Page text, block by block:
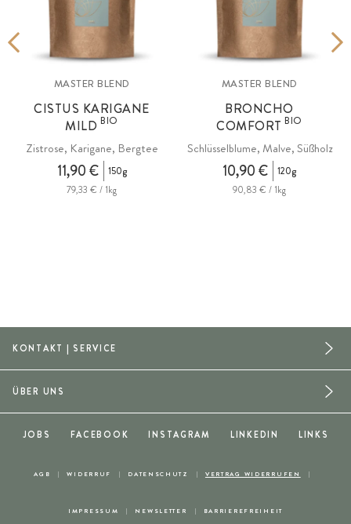
MASTER BLEND
CISTUS KARIGANE
MILDBIO
Zistrose, Karigane, Bergtee
11,90 €
150g
79,33 € / 1kg
MASTER BLEND
BRONCHO
COMFORTBIO
Schlüsselblume, Malve, Süßholz
10,90 €
120g
90,83 € / 1kg
KONTAKT | SERVICE
AGB WIDERRUF DATENSCHUTZ VERTRAG WIDERRUFEN
IMPRESSUM NEWSLETTER BARRIEREFREIHEIT
ÜBER UNS
JOBS FACEBOOK INSTAGRAM LINKEDIN LINKS